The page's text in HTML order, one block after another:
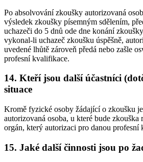
Po absolvování zkoušky autorizovaná
výsledek zkoušky písemným sdělením,
uchazeči do 5 dnů ode dne konání
vykonal-li uchazeč zkoušku úspěšně,
uvedené lhůtě zároveň předá nebo zašle
profesní kvalifikace.
14. Kteří jsou další účastníci
situace
Kromě fyzické osoby žádající o zkoušku
autorizovaná osoba, u které bude
orgán, který autorizaci pro danou
15. Jaké další činnosti jsou po